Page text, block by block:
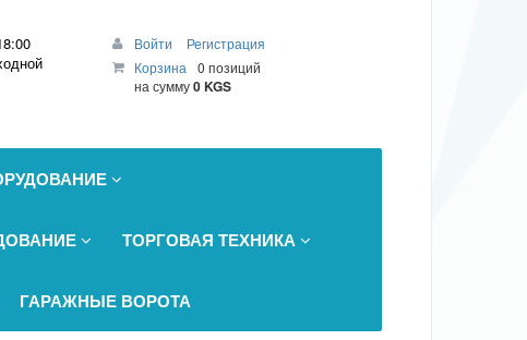
Войти
Регистрация
Корзина
0 позиций
на сумму0 KGS
ТОРГОВАЯ ТЕХНИКА
ГАРАЖНЫЕ ВОРОТА